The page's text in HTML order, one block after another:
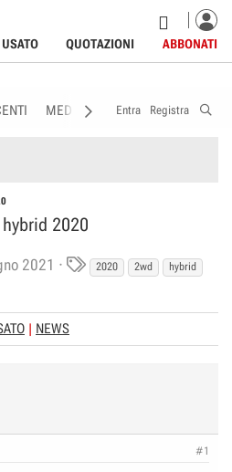
USATO QUOTAZIONI ABBONATI
MEDIA MEMBRI
Entra Registra
2020
2021
T
g
2020 2wd
hybrid
NEWS
#1